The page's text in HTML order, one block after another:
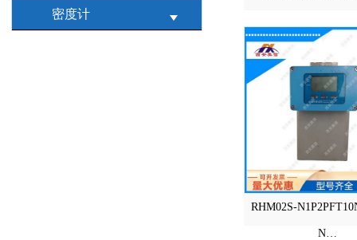
密度计
RHM02S-
N…